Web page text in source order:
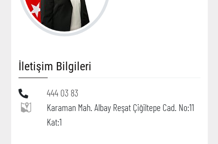
İletişim Bilgileri
444 03 83
Karaman Mah. Albay Reşat Çiğiltepe Cad. No:11
Kat:1